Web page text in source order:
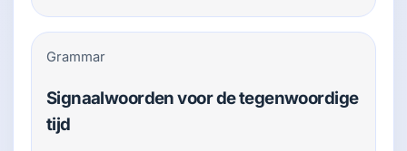
Grammar
Signaalwoorden voor de tegenwoordige
tijd